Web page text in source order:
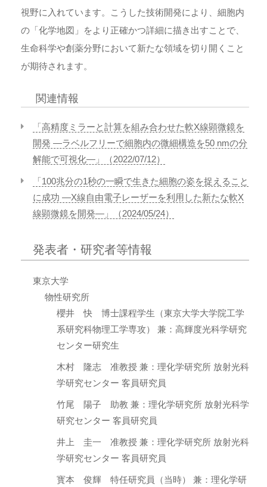
視野に入れています。こうした技術開発により、細胞内
の「化学地図」をより正確かつ詳細に描き出すことで、
生命科学や創薬分野において新たな領域を切り開くこと
が期待されます。
関連情報
「高精度ミラーと計算を組み合わせた軟X線顕微鏡を
開発 ―ラベルフリーで細胞内の微細構造を50 nmの分
解能で可視化―」（2022/07/12）
「100兆分の1秒の一瞬で生きた細胞の姿を捉えること
に成功 ―X線自由電子レーザーを利用した新たな軟X
線顕微鏡を開発―」（2024/05/24）
発表者・研究者等情報
東京大学
物性研究所
櫻井 快 博士課程学生（東京大学大学院工学
系研究科物理工学専攻） 兼：高輝度光科学研究
センター研究生
木村 隆志 准教授 兼：理化学研究所 放射光科
学研究センター 客員研究員
竹尾 陽子 助教 兼：理化学研究所 放射光科学
研究センター 客員研究員
井上 圭一 准教授 兼：理化学研究所 放射光科
学研究センター 客員研究員
寳本 俊輝 特任研究員（当時） 兼：理化学研